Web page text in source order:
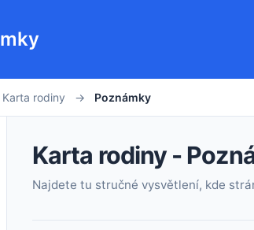
Karta rodiny → Poznámky
Karta rodiny -
Najdete tu stručné vysvětlení, kde